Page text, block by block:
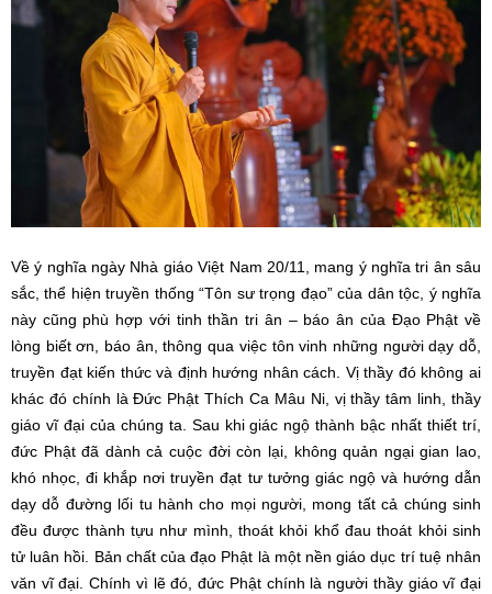
Về ý nghĩa ngày Nhà giáo Việt Nam 20/11, mang ý nghĩa tri ân sâu
sắc, thể hiện truyền thống “Tôn sư trọng đạo” của dân tộc, ý nghĩa
này cũng phù hợp với tinh thần tri ân – báo ân của Đạo Phật về
lòng biết ơn, báo ân, thông qua việc tôn vinh những người dạy dỗ,
truyền đạt kiến thức và định hướng nhân cách. Vị thầy đó không ai
khác đó chính là Đức Phật Thích Ca Mâu Ni, vị thầy tâm linh, thầy
giáo vĩ đại của chúng ta. Sau khi giác ngộ thành bậc nhất thiết trí,
đức Phật đã dành cả cuộc đời còn lại, không quản ngại gian lao,
khó nhọc, đi khắp nơi truyền đạt tư tưởng giác ngộ và hướng dẫn
dạy dỗ đường lối tu hành cho mọi người, mong tất cả chúng sinh
đều được thành tựu như mình, thoát khỏi khổ đau thoát khỏi sinh
tử luân hồi. Bản chất của đạo Phật là một nền giáo dục trí tuệ nhân
văn vĩ đại. Chính vì lẽ đó, đức Phật chính là người thầy giáo vĩ đại